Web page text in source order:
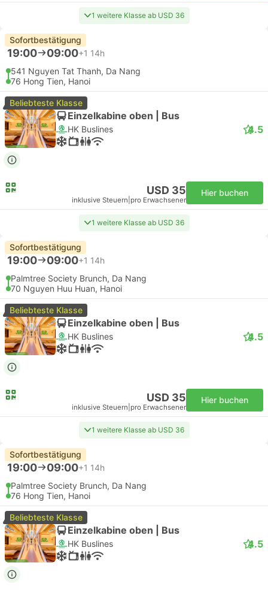
1 weitere Klasse ab USD 36
Sofortbestätigung
19:00 09:00+1 14h
541 Nguyen Tat Thanh, Da Nang
76 Hong Tien, Hanoi
Beliebteste Klasse
Einzelkabine oben | Bus
HK Buslines 4.5
USD 35
inklusive Steuern pro Erwachsener
Hier buchen
1 weitere Klasse ab USD 36
Sofortbestätigung
19:00 09:00+1 14h
Palmtree Society Brunch, Da Nang
70 Nguyen Huu Huan, Hanoi
Beliebteste Klasse
Einzelkabine oben | Bus
HK Buslines 4.5
USD 35
inklusive Steuern pro Erwachsener
Hier buchen
1 weitere Klasse ab USD 36
Sofortbestätigung
19:00 09:00+1 14h
Palmtree Society Brunch, Da Nang
76 Hong Tien, Hanoi
Beliebteste Klasse
Einzelkabine oben | Bus
HK Buslines 4.5